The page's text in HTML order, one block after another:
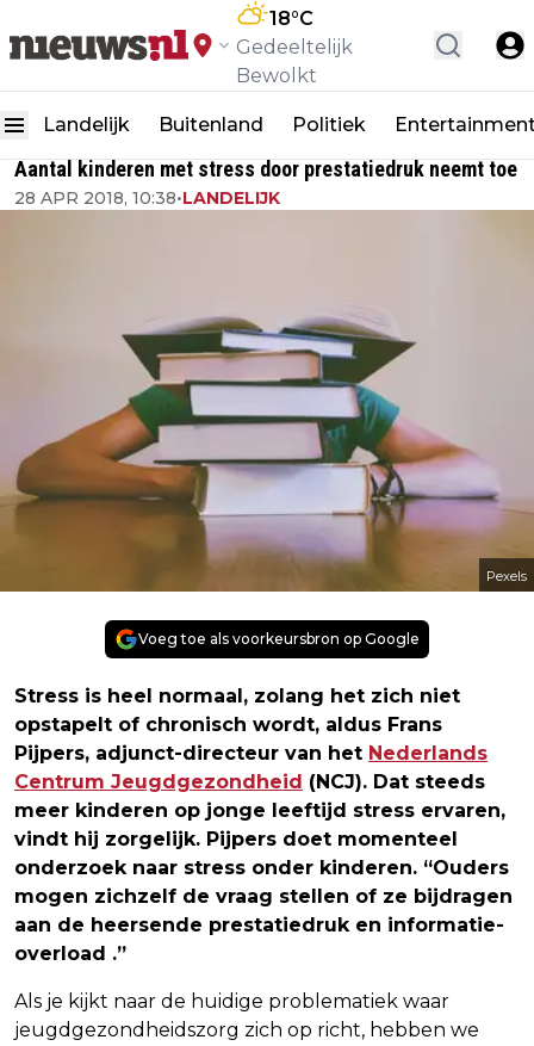
18°C
Gedeeltelijk
Bewolkt
Landelijk Buitenland Politiek
Aantal kinderen met stress door prestatiedruk neemt toe
28 APR 2018, 10:38•LANDELIJK
Pexels
Voeg toe als voorkeursbron op Google
Stress is heel normaal, zolang het zich niet
opstapelt of chronisch wordt, aldus Frans
Pijpers, adjunct-directeur van het Nederlands
Centrum Jeugdgezondheid (NCJ). Dat steeds
meer kinderen op jonge leeftijd stress ervaren,
vindt hij zorgelijk. Pijpers doet momenteel
onderzoek naar stress onder kinderen. “Ouders
mogen zichzelf de vraag stellen of ze bijdragen
aan de heersende prestatiedruk en informatie-
overload .”
Als je kijkt naar de huidige problematiek waar
jeugdgezondheidszorg zich op richt, hebben we